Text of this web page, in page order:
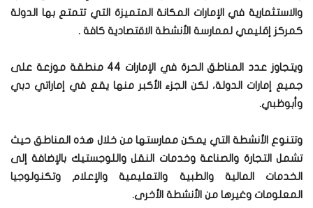
والاستثمارية في الإمارات المكانة المتميزة التي تتمتع بها الدولة
كمركز إقليمي لممارسة الأنشطة الاقتصادية كافة .
ويتجاوز عدد المناطق الحرة في الإمارات 44 منطقة موزعة على
جميع إمارات الدولة، لكن الجزء الأكبر منها يقع في إماراتي دبي
وأبوظبي.
وتتنوع الأنشطة التي يمكن ممارستها من خلال هذه المناطق حيث
تشمل التجارة والصناعة وخدمات النقل واللوجستيك بالإضافة إلى
الخدمات المالية والطبية والتعليمية والإعلام وتكنولوجيا
المعلومات وغيرها من الأنشطة الأخرى.